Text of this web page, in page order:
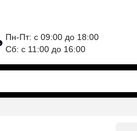
Пн-Пт: с 09:00 до 18:00
Сб: с 11:00 до 16:00